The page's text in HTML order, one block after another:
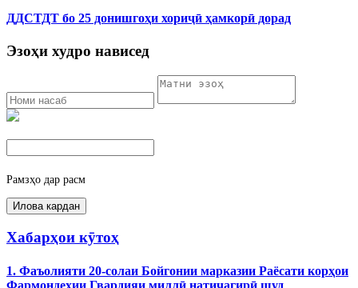
ДДСТДТ бо 25 донишгоҳи хориҷӣ ҳамкорӣ дорад
Эзоҳи худро нависед
Рамзҳо дар расм
Хабарҳои кӯтоҳ
1. Фаъолияти 20-солаи Бойгонии марказии Раёсати корҳои
Фармондеҳии Гвардияи миллӣ натиҷагирӣ шуд